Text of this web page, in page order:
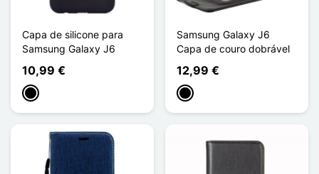
Capa de silicone para
Samsung Galaxy J6
10,99 €
Preto
Samsung Galaxy J6
Capa de couro dobrável
12,99 €
Preto